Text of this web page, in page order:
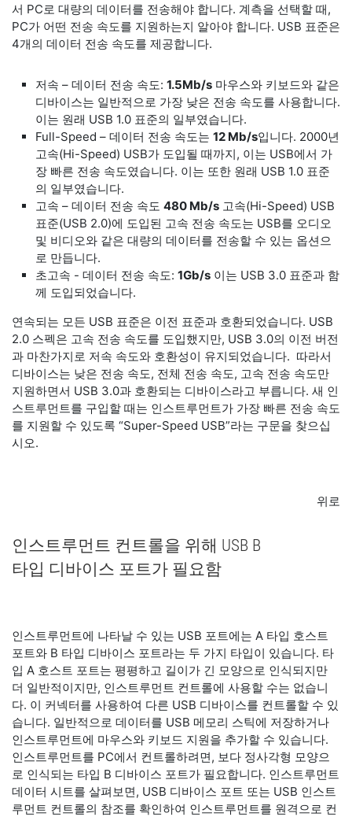
서 PC로 대량의 데이터를 전송해야 합니다. 계측을 선택할 때,
PC가 어떤 전송 속도를 지원하는지 알아야 합니다. USB 표준은
4개의 데이터 전송 속도를 제공합니다.
저속 – 데이터 전송 속도: 1.5Mb/s 마우스와 키보드와 같은
디바이스는 일반적으로 가장 낮은 전송 속도를 사용합니다.
이는 원래 USB 1.0 표준의 일부였습니다.
Full-Speed – 데이터 전송 속도는 12 Mb/s입니다. 2000년
고속(Hi-Speed) USB가 도입될 때까지, 이는 USB에서 가
장 빠른 전송 속도였습니다. 이는 또한 원래 USB 1.0 표준
의 일부였습니다.
고속 – 데이터 전송 속도 480 Mb/s 고속(Hi-Speed) USB
표준(USB 2.0)에 도입된 고속 전송 속도는 USB를 오디오
및 비디오와 같은 대량의 데이터를 전송할 수 있는 옵션으
로 만듭니다.
초고속 - 데이터 전송 속도: 1Gb/s 이는 USB 3.0 표준과 함
께 도입되었습니다.
연속되는 모든 USB 표준은 이전 표준과 호환되었습니다. USB
2.0 스펙은 고속 전송 속도를 도입했지만, USB 3.0의 이전 버전
과 마찬가지로 저속 속도와 호환성이 유지되었습니다. 따라서
디바이스는 낮은 전송 속도, 전체 전송 속도, 고속 전송 속도만
지원하면서 USB 3.0과 호환되는 디바이스라고 부릅니다. 새 인
스트루먼트를 구입할 때는 인스트루먼트가 가장 빠른 전송 속도
를 지원할 수 있도록 “Super-Speed USB”라는 구문을 찾으십
시오.
위로
인스트루먼트 컨트롤을 위해 USB B
타입 디바이스 포트가 필요함
인스트루먼트에 나타날 수 있는 USB 포트에는 A 타입 호스트
포트와 B 타입 디바이스 포트라는 두 가지 타입이 있습니다. 타
입 A 호스트 포트는 평평하고 길이가 긴 모양으로 인식되지만
더 일반적이지만, 인스트루먼트 컨트롤에 사용할 수는 없습니
다. 이 커넥터를 사용하여 다른 USB 디바이스를 컨트롤할 수 있
습니다. 일반적으로 데이터를 USB 메모리 스틱에 저장하거나
인스트루먼트에 마우스와 키보드 지원을 추가할 수 있습니다.
인스트루먼트를 PC에서 컨트롤하려면, 보다 정사각형 모양으
로 인식되는 타입 B 디바이스 포트가 필요합니다. 인스트루먼트
데이터 시트를 살펴보면, USB 디바이스 포트 또는 USB 인스트
루먼트 컨트롤의 참조를 확인하여 인스트루먼트를 원격으로 컨